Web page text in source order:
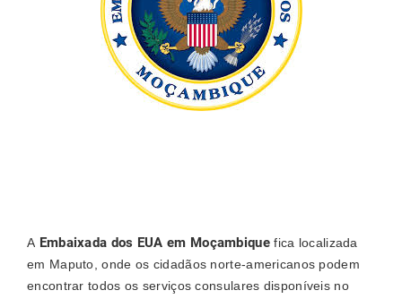
A Embaixada dos EUA em Moçambique fica localizada
em Maputo, onde os cidadãos norte-americanos podem
encontrar todos os serviços consulares disponíveis no